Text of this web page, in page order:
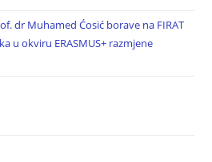
dr Muhamed Ćosić borave na FIRAT
u okviru ERASMUS+ razmjene